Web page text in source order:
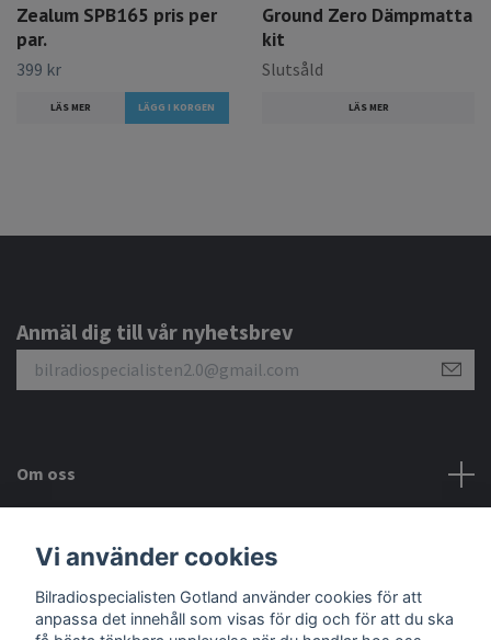
Zealum SPB165 pris per
par.
399 kr
LÄS MER
Ground Zero Dämpmatta
kit
Slutsåld
LÄS MER
Anmäl dig till vår nyhetsbrev
Om oss
Sociala medier
Vi använder cookies
Bilradiospecialisten Gotland använder cookies för att
anpassa det innehåll som visas för dig och för att du ska